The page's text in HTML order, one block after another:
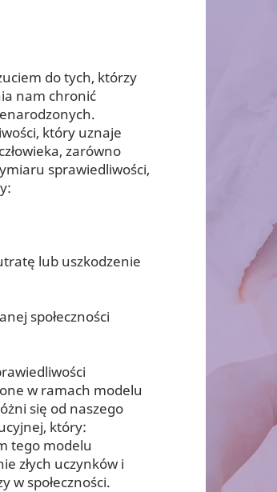
do tych, którzy
nam chronić
który uznaje
zarówno
sprawiedliwości,
lub uszkodzenie
społeczności
w ramach modelu
się od naszego
który:
tego modelu
złych uczynków i
w społeczności.